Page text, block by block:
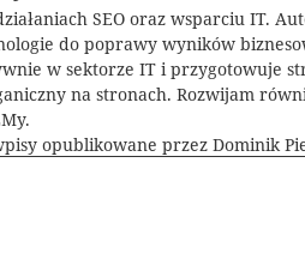
SEO oraz wsparciu IT.
do poprawy wyników
w sektorze IT i przygotowuje
na stronach. Rozwijam
opublikowane przez Dominik